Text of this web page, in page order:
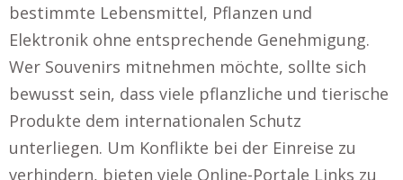
bestimmte Lebensmittel, Pflanzen und
Elektronik ohne entsprechende Genehmigung.
Wer Souvenirs mitnehmen möchte, sollte sich
bewusst sein, dass viele pflanzliche und tierische
Produkte dem internationalen Schutz
unterliegen. Um Konflikte bei der Einreise zu
verhindern, bieten viele Online-Portale Links zu